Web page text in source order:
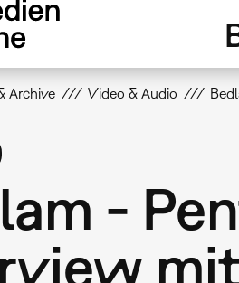
Archive Video & Audio
-